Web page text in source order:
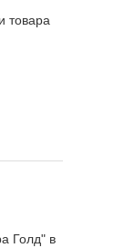
товара
Голд" в